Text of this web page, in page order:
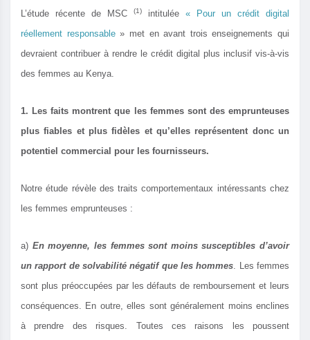
L’étude récente de MSC (1) intitulée « Pour un crédit digital
réellement responsable» met en avant trois enseignements qui
devraient contribuer à rendre le crédit digital plus inclusif vis-à-vis
des femmes au Kenya.
1. Les faits montrent que les femmes sont des emprunteuses
plus fiables et plus fidèles et qu’elles représentent donc un
potentiel commercial pour les fournisseurs.
Notre étude révèle des traits comportementaux intéressants chez
les femmes emprunteuses :
a) En moyenne, les femmes sont moins susceptibles d’avoir
un rapport de solvabilité négatif que les hommes. Les femmes
sont plus préoccupées par les défauts de remboursement et leurs
conséquences. En outre, elles sont généralement moins enclines
à prendre des risques. Toutes ces raisons les poussent